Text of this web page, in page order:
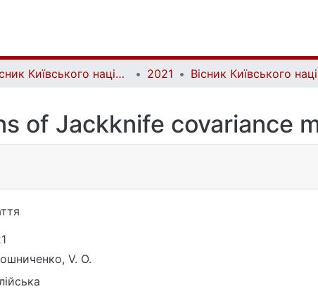
Вісник Київського національного університету імені Тараса Шевченка. Фізико-математичні науки | Bulletin of Taras Shevchenko National University of Kyiv. Series: Physics and Mathematics 2021
of Jackknife covariance
V. O.